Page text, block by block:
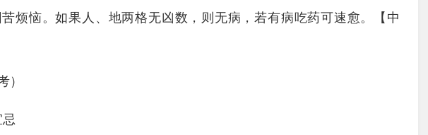
烦恼。如果人、地两格无凶数，则无病，若有病吃药可速愈。【中
）